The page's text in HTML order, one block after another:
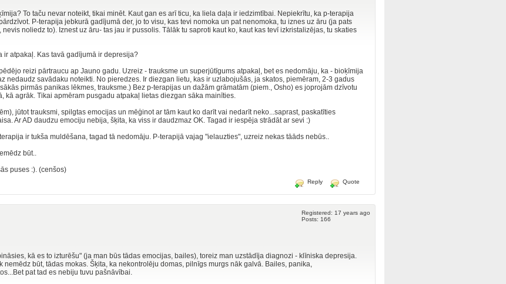
To taču nevar noteikt, tikai minēt. Kaut gan es arī ticu, ka liela daļa ir iedzimtībai. Nepiekrītu, ka p-terapija
P-terapija jebkurā gadījumā der, jo to visu, kas tevi nomoka un pat nenomoka, tu iznes uz āru (ja pats
noliedz to). Iznest uz āru- tas jau ir pussolis. Tālāk tu saproti kaut ko, kaut kas tevī izkristalizējas, tu skaties
ir atpakaļ. Kas tavā gadījumā ir depresija?
reizi pārtraucu ap Jauno gadu. Uzreiz - trauksme un superjūtīgums atpakaļ, bet es nedomāju, ka - bioķīmija
nedaudz savādaku noteikti. No pieredzes. Ir diezgan lietu, kas ir uzlabojušās, ja skatos, piemēram, 2-3 gadus
pirmās panikas lēkmes, trauksme.) Bez p-terapijas un dažām grāmatām (piem., Osho) es joprojām dzīvotu
kā agrāk. Tikai apmēram pusgadu atpakaļ lietas diezgan sāka mainīties.
jūtot trauksmi, spilgtas emocijas un mēģinot ar tām kaut ko darīt vai nedarīt neko...saprast, paskatīties
Ar AD daudzu emociju nebija, šķita, ka viss ir daudzmaz OK. Tagad ir iespēja strādāt ar sevi :)
ir tukša muldēšana, tagad tā nedomāju. P-terapijā vajag "ielauzties", uzreiz nekas tāāds nebūs..
būt..
puses :). (cenšos)
Reply Quote
Registered: 17 years ago
Posts: 166
kā es to izturēšu" (ja man būs tādas emocijas, bailes), toreiz man uzstādīja diagnozi - klīniska depresija.
nemēdz būt, tādas mokas. Šķita, ka nekontrolēju domas, pilnīgs murgs nāk galvā. Bailes, panika,
pat tad es nebiju tuvu pašnāvībai.